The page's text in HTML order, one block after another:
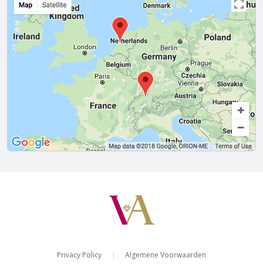
Privacy Policy | Algemene Voorwaarden